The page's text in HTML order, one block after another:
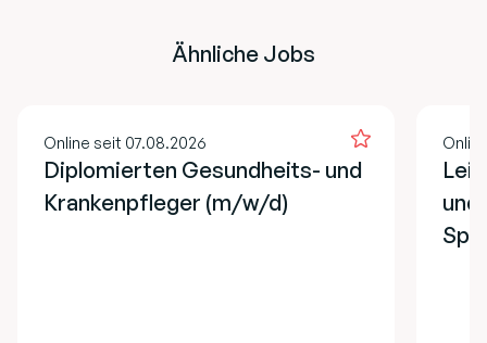
Ähnliche Jobs
Online seit 07.08.2026
Diplomierten Gesundheits- und
Krankenpfleger (m/w/d)
und